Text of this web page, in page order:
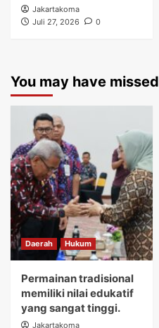
Jakartakoma
Juli 27, 2026
0
You may have missed
Daerah Hukum
Permainan tradisional
memiliki nilai edukatif
yang sangat tinggi.
Jakartakoma